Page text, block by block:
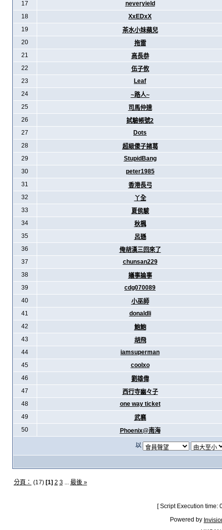
17
neveryield
18
XxEDxX
19
茶水小妹蘋兒
20
拖雷
21
高長恭
22
伍子攸
23
Leaf
24
~路人~
25
司馬仲達
26
試驗帳號2
27
Dots
28
超級傻子諸葛
29
StupidBang
30
peter1985
31
香港長弓
32
丫全
33
夏侯駿
34
秋楓
35
呂遜
36
俺胡漢三回來了
37
chunsan229
38
議事論事
39
cdg070089
40
小巫師
41
donaldli
42
鮑鮑
43
胡飛
44
iamsuperman
45
coolxo
46
劉雄偉
47
西行寺幽々子
48
one way ticket
49
武襄
50
Phoenix@南海
以
分頁： (17) [1] 2 3... 最後 »
[ Script Execution
Powered by